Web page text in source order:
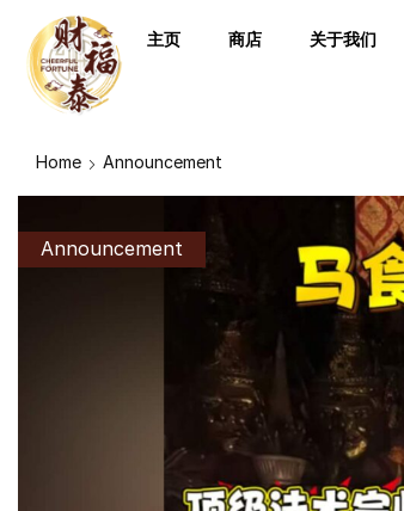
主页 商店 关于我们
Home Announcement
Announcement